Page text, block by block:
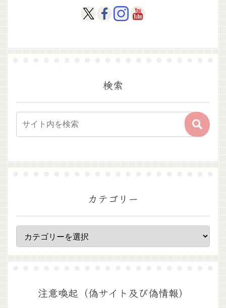
検索
カテゴリー
注意喚起（偽サイト及び偽情報）